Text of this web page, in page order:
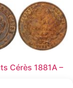
Cérès 1881A –